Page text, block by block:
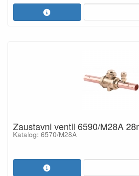
Zaustavni ventil 6590/M28A
Katalog: 6570/M28A